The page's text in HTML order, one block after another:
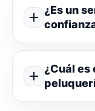
¿Es un
¿Cuál es